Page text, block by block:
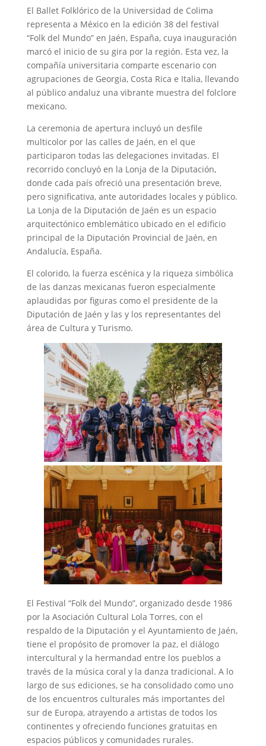
El Ballet Folklórico de la Universidad de Colima
representa a México en la edición 38 del festival
“Folk del Mundo” en Jaén, España, cuya inauguración
marcó el inicio de su gira por la región. Esta vez, la
compañía universitaria comparte escenario con
agrupaciones de Georgia, Costa Rica e Italia, llevando
al público andaluz una vibrante muestra del folclore
mexicano.
La ceremonia de apertura incluyó un desfile
multicolor por las calles de Jaén, en el que
participaron todas las delegaciones invitadas. El
recorrido concluyó en la Lonja de la Diputación,
donde cada país ofreció una presentación breve,
pero significativa, ante autoridades locales y público.
La Lonja de la Diputación de Jaén es un espacio
arquitectónico emblemático ubicado en el edificio
principal de la Diputación Provincial de Jaén, en
Andalucía, España.
El colorido, la fuerza escénica y la riqueza simbólica
de las danzas mexicanas fueron especialmente
aplaudidas por figuras como el presidente de la
Diputación de Jaén y las y los representantes del
área de Cultura y Turismo.
El Festival “Folk del Mundo”, organizado desde 1986
por la Asociación Cultural Lola Torres, con el
respaldo de la Diputación y el Ayuntamiento de Jaén,
tiene el propósito de promover la paz, el diálogo
intercultural y la hermandad entre los pueblos a
través de la música coral y la danza tradicional. A lo
largo de sus ediciones, se ha consolidado como uno
de los encuentros culturales más importantes del
sur de Europa, atrayendo a artistas de todos los
continentes y ofreciendo funciones gratuitas en
espacios públicos y comunidades rurales.